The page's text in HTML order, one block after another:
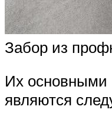
Забор из
Их
являются